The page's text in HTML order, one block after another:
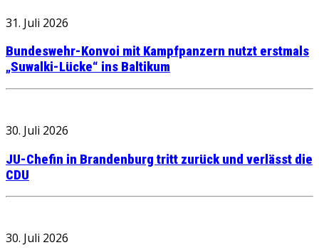
31. Juli 2026
Bundeswehr-Konvoi mit Kampfpanzern nutzt erstmals
„Suwalki-Lücke“ ins Baltikum
30. Juli 2026
JU-Chefin in Brandenburg tritt zurück und verlässt die
CDU
30. Juli 2026